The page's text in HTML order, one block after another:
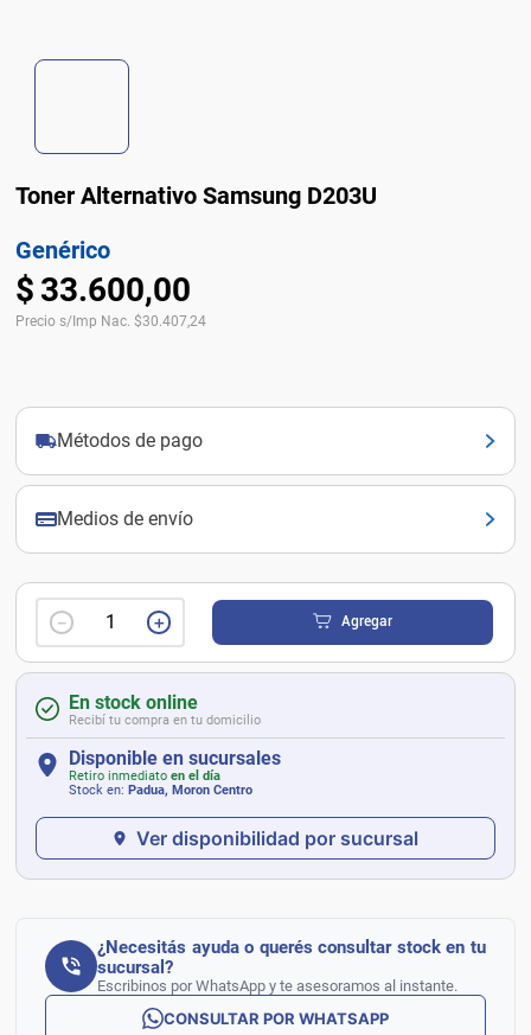
Toner Alternativo Samsung D203U
Genérico
$ 33.600,00
Precio s/Imp Nac. $30.407,24
Métodos de pago
Medios de envío
＋
－ Agregar
En stock online
Recibí tu compra en tu domicilio
Disponible en sucursales
Retiro inmediato en el día
Stock en: Padua, Moron Centro
Ver disponibilidad por sucursal
¿Necesitás ayuda o querés consultar stock en tu
sucursal?
Escribinos por WhatsApp y te asesoramos al instante.
CONSULTAR POR WHATSAPP